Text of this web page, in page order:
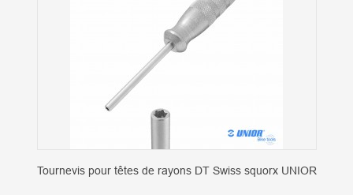
Tournevis pour têtes de rayons DT Swiss squorx UNIOR